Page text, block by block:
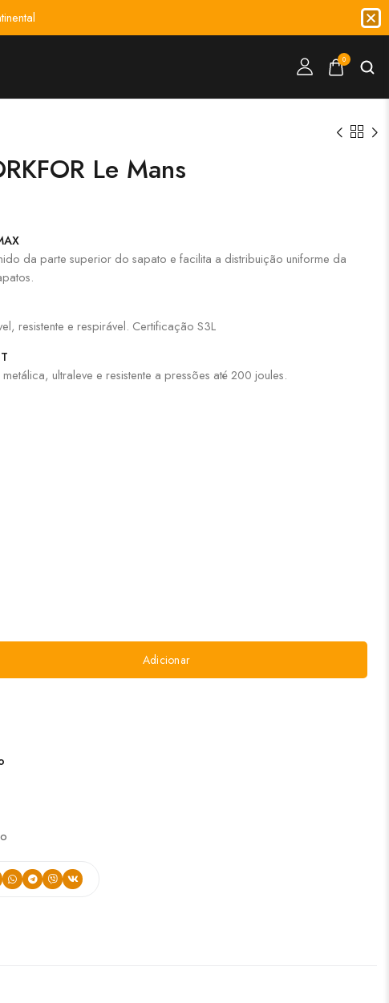
0
Le Mans
da parte superior do sapato e facilita a distribuição uniforme da
resistente e respirável. Certificação S3L
ultraleve e resistente a pressões até 200 joules.
Adicionar